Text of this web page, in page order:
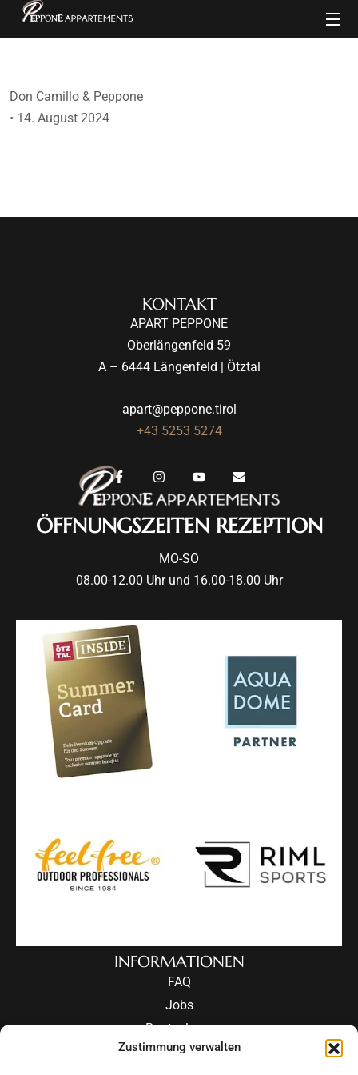
Zustimmung verwalten
Don Camillo & Peppone
• 14. August 2024
KONTAKT
APART PEPPONE
Oberlängenfeld 59
A – 6444 Längenfeld | Ötztal
apart@peppone.tirol
+43 5253 5274
ÖFFNUNGSZEITEN REZEPTION
MO-SO
08.00-12.00 Uhr und 16.00-18.00 Uhr
INFORMATIONEN
FAQ
Jobs
Routeplaner
Events in Ötztal